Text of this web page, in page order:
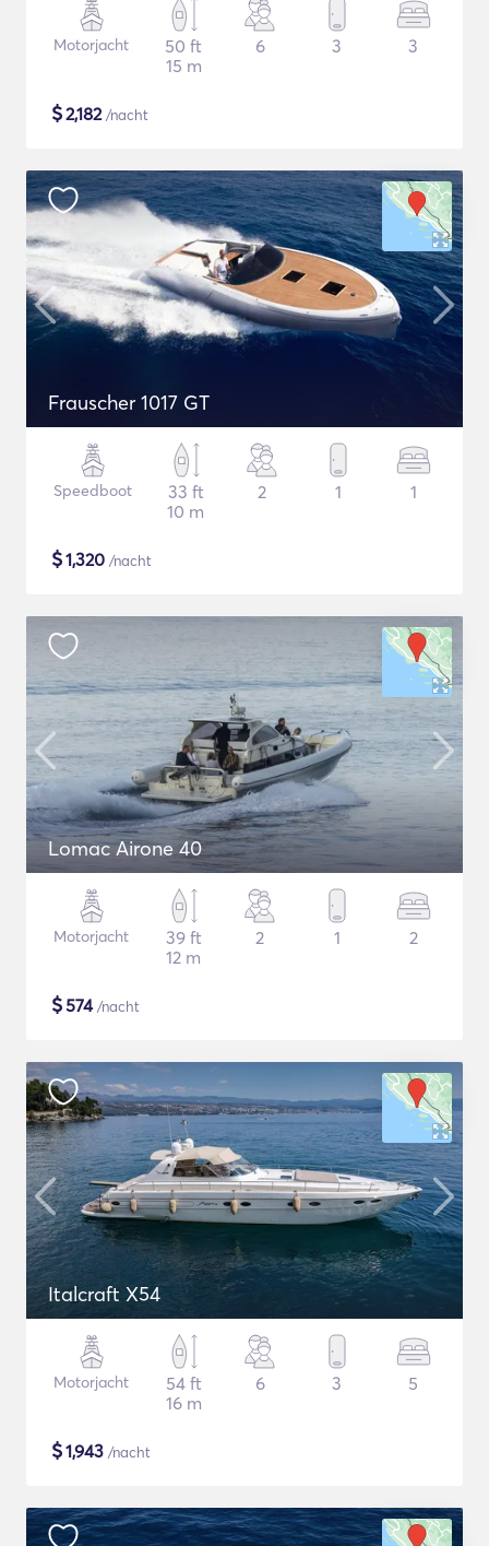
Motorjacht
50 ft
15 m
6 3 3
$2,182/nacht
Frauscher 1017 GT
Speedboot
33 ft
10 m
2 1 1
$1,320 /nacht
Lomac Airone 40
Motorjacht
39 ft
12 m
2 1 2
$574/nacht
Italcraft X54
Motorjacht
54 ft
16 m
6 3 5
$1,943 /nacht